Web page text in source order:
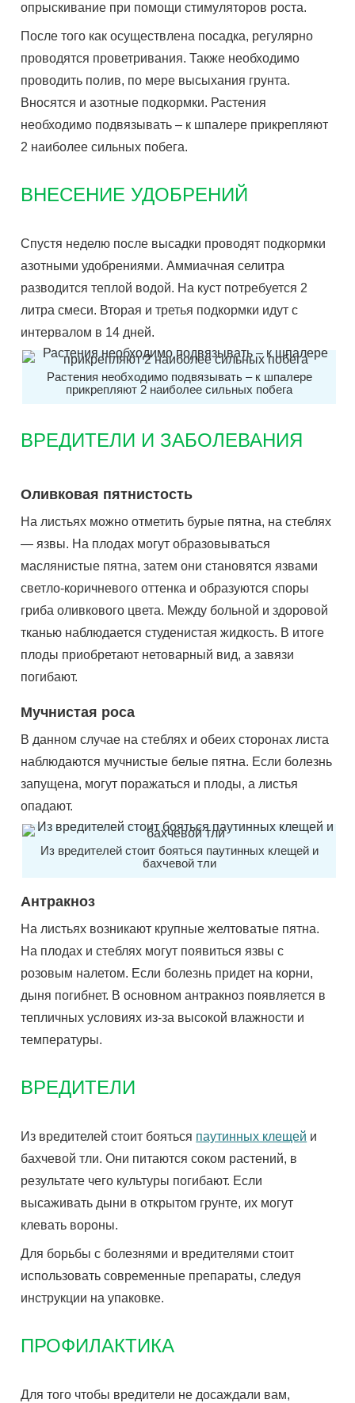
опрыскивание при помощи стимуляторов роста.
После того как осуществлена посадка, регулярно
проводятся проветривания. Также необходимо
проводить полив, по мере высыхания грунта.
Вносятся и азотные подкормки. Растения
необходимо подвязывать – к шпалере прикрепляют
2 наиболее сильных побега.
ВНЕСЕНИЕ УДОБРЕНИЙ
Спустя неделю после высадки проводят подкормки
азотными удобрениями. Аммиачная селитра
разводится теплой водой. На куст потребуется 2
литра смеси. Вторая и третья подкормки идут с
интервалом в 14 дней.
Растения необходимо подвязывать – к шпалере
прикрепляют 2 наиболее сильных побега
ВРЕДИТЕЛИ И ЗАБОЛЕВАНИЯ
Оливковая пятнистость
На листьях можно отметить бурые пятна, на стеблях
— язвы. На плодах могут образовываться
маслянистые пятна, затем они становятся язвами
светло-коричневого оттенка и образуются споры
гриба оливкового цвета. Между больной и здоровой
тканью наблюдается студенистая жидкость. В итоге
плоды приобретают нетоварный вид, а завязи
погибают.
Мучнистая роса
В данном случае на стеблях и обеих сторонах листа
наблюдаются мучнистые белые пятна. Если болезнь
запущена, могут поражаться и плоды, а листья
опадают.
Из вредителей стоит бояться паутинных клещей и
бахчевой тли
Антракноз
На листьях возникают крупные желтоватые пятна.
На плодах и стеблях могут появиться язвы с
розовым налетом. Если болезнь придет на корни,
дыня погибнет. В основном антракноз появляется в
тепличных условиях из-за высокой влажности и
температуры.
ВРЕДИТЕЛИ
Из вредителей стоит бояться паутинных клещей и
бахчевой тли. Они питаются соком растений, в
результате чего культуры погибают. Если
высаживать дыни в открытом грунте, их могут
клевать вороны.
Для борьбы с болезнями и вредителями стоит
использовать современные препараты, следуя
инструкции на упаковке.
ПРОФИЛАКТИКА
Для того чтобы вредители не досаждали вам,